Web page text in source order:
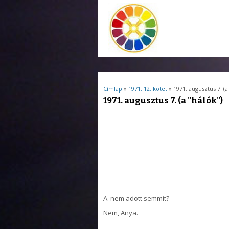
Jelenlegi hely
Címlap » 1971. 12. kötet » 1971. augusztus 7.
1971. augusztus 7. (a "hálók")
A. nem adott semmit?
Nem, Anya.